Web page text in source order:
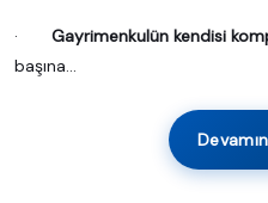
· Gayrimenkulün kendisi
başına...